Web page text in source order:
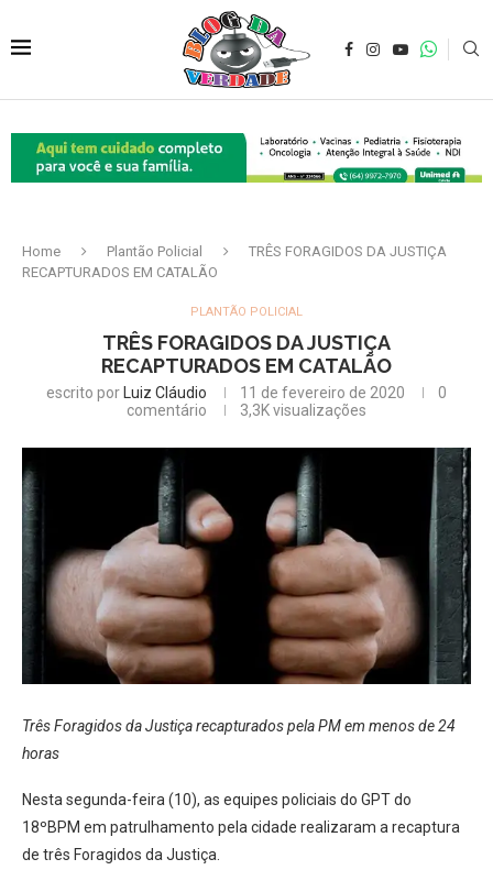
Home Plantão Policial
TRÊS FORAGIDOS DA JUSTIÇA
RECAPTURADOS EM CATALÃO
PLANTÃO POLICIAL
TRÊS FORAGIDOS DA JUSTIÇA
RECAPTURADOS EM CATALÃO
escrito por Luiz Cláudio 11 de fevereiro de 2020
0
comentário
3,3Kvisualizações
Três Foragidos da Justiça recapturados pela PM em menos de 24
horas
Nesta segunda-feira (10), as equipes policiais do GPT do
18ºBPM em patrulhamento pela cidade realizaram a recaptura
de três Foragidos da Justiça.